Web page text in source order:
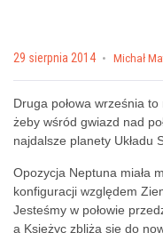
Posted on
29 sierpnia 2014 by Michał
Druga połowa września
żeby wśród gwiazd nad
najdalsze planety Układu
Opozycja Neptuna miała
konfiguracji względem
Jesteśmy w połowie
a Księżyc zbliża się do